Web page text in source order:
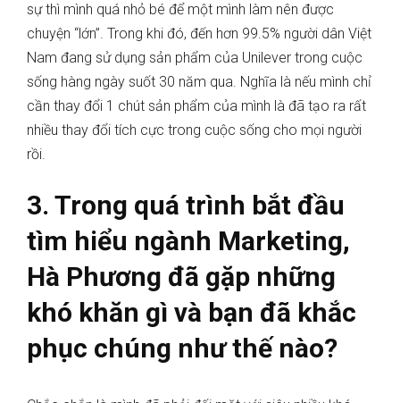
sự thì mình quá nhỏ bé để một mình làm nên được
chuyện “lớn”. Trong khi đó, đến hơn 99.5% người dân Việt
Nam đang sử dụng sản phẩm của Unilever trong cuộc
sống hàng ngày suốt 30 năm qua. Nghĩa là nếu mình chỉ
cần thay đổi 1 chút sản phẩm của mình là đã tạo ra rất
nhiều thay đổi tích cực trong cuộc sống cho mọi người
rồi.
3. Trong quá trình bắt đầu
tìm hiểu ngành Marketing,
Hà Phương đã gặp những
khó khăn gì và bạn đã khắc
phục chúng như thế nào?